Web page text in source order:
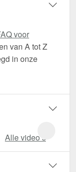
voor
van A tot Z
in onze
Alle video‘s